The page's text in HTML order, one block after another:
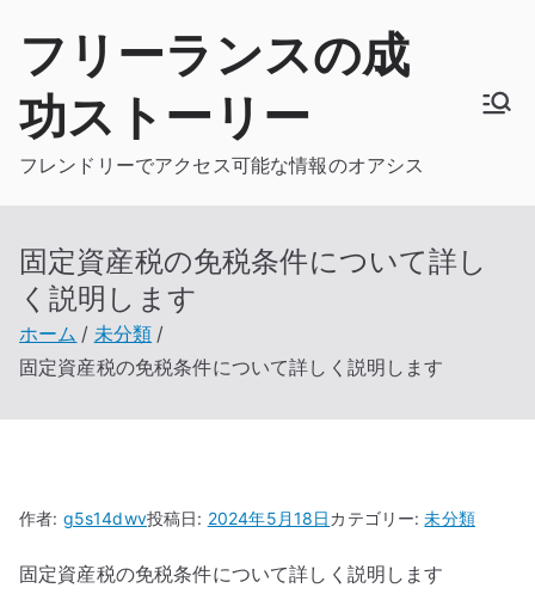
フリーランスの成
功ストーリー
フレンドリーでアクセス可能な情報のオアシス
固定資産税の免税条件について詳し
く説明します
ホーム
未分類
固定資産税の免税条件について詳しく説明します
作者: g5s14dwv投稿日: 2024年5月18日カテゴリー:未分類
固定資産税の免税条件について詳しく説明します